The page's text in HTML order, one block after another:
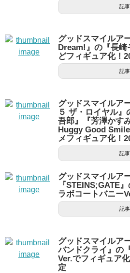
記
グッドスマイルア
Dream!』の『長
どフィギュア化！
記
グッドスマイルア
５ ザ・ロイヤル
吾郎』『芳澤かす
Huggy Good
メフィギュア化！
記
グッドスマイルア
『STEINS;GATE
ラボコートバニー
記
グッドスマイルア
バンドクライ』の
Ver.でフィギュア
定